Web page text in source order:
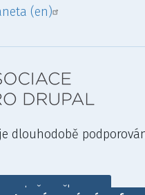
(en)
dlouhodobě
a staň se členem